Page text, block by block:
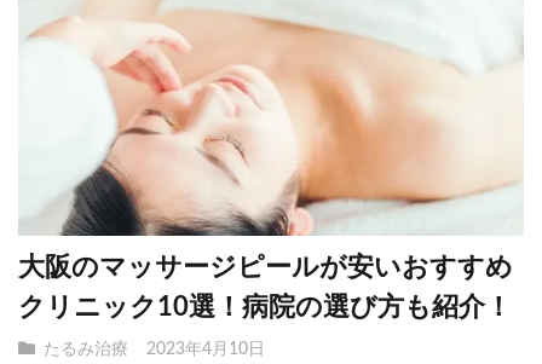
大阪のマッサージピールが安いおすすめ
クリニック10選！病院の選び方も紹介！
たるみ治療 2023年4月10日